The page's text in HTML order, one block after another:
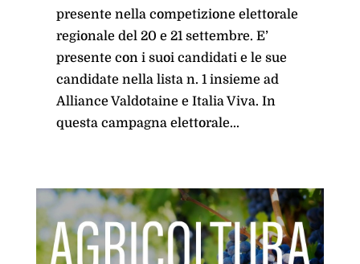
presente nella competizione elettorale
regionale del 20 e 21 settembre. E’
presente con i suoi candidati e le sue
candidate nella lista n. 1 insieme ad
Alliance Valdotaine e Italia Viva. In
questa campagna elettorale...